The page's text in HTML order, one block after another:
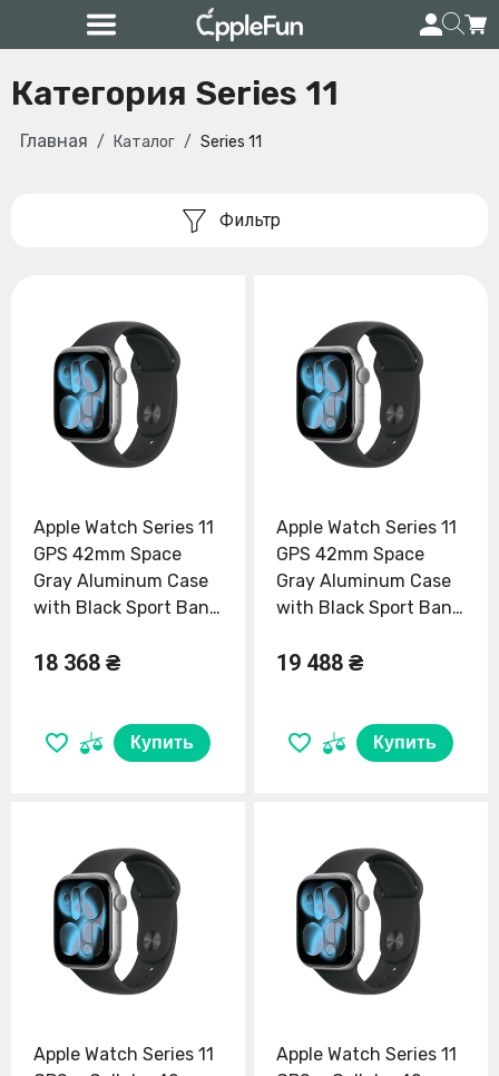
Категория Series 11
Главная Каталог Series 11
Фильтр
Apple Watch Series 11
GPS 42mm Space
Gray Aluminum Case
with Black Sport Band
18 368 ₴
Купить
Apple Watch Series 11
GPS 42mm Space
Gray Aluminum Case
with Black Sport Band
19 488 ₴
Купить
Apple Watch Series 11
Apple Watch Series 11